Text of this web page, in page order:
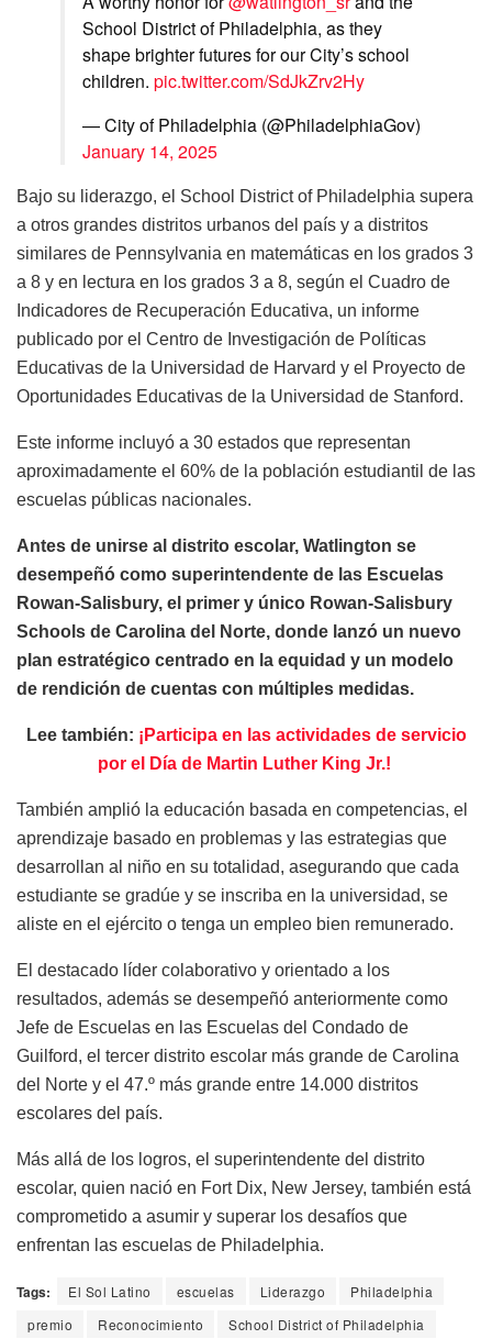
School District of Philadelphia, as they
shape brighter futures for our City’s school
children. pic.twitter.com/SdJkZrv2Hy
— City of Philadelphia (@PhiladelphiaGov)
January 14, 2025
Bajo su liderazgo, el School District of Philadelphia supera
a otros grandes distritos urbanos del país y a distritos
similares de Pennsylvania en matemáticas en los grados 3
a 8 y en lectura en los grados 3 a 8, según el Cuadro de
Indicadores de Recuperación Educativa, un informe
publicado por el Centro de Investigación de Políticas
Educativas de la Universidad de Harvard y el Proyecto de
Oportunidades Educativas de la Universidad de Stanford.
Este informe incluyó a 30 estados que representan
aproximadamente el 60% de la población estudiantil de las
escuelas públicas nacionales.
Antes de unirse al distrito escolar, Watlington se
desempeñó como superintendente de las Escuelas
Rowan-Salisbury, el primer y único Rowan-Salisbury
Schools de Carolina del Norte, donde lanzó un nuevo
plan estratégico centrado en la equidad y un modelo
de rendición de cuentas con múltiples medidas.
Lee también: ¡Participa en las actividades de servicio
por el Día de Martin Luther King Jr.!
También amplió la educación basada en competencias, el
aprendizaje basado en problemas y las estrategias que
desarrollan al niño en su totalidad, asegurando que cada
estudiante se gradúe y se inscriba en la universidad, se
aliste en el ejército o tenga un empleo bien remunerado.
El destacado líder colaborativo y orientado a los
resultados, además se desempeñó anteriormente como
Jefe de Escuelas en las Escuelas del Condado de
Guilford, el tercer distrito escolar más grande de Carolina
del Norte y el 47.º más grande entre 14.000 distritos
escolares del país.
Más allá de los logros, el superintendente del distrito
escolar, quien nació en Fort Dix, New Jersey, también está
comprometido a asumir y superar los desafíos que
enfrentan las escuelas de Philadelphia.
Tags: El Sol Latino escuelas Liderazgo
Philadelphia
premio
Reconocimiento
School District of Philadelphia